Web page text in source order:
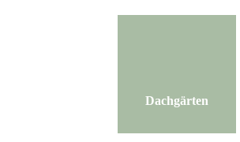
Dachgärten